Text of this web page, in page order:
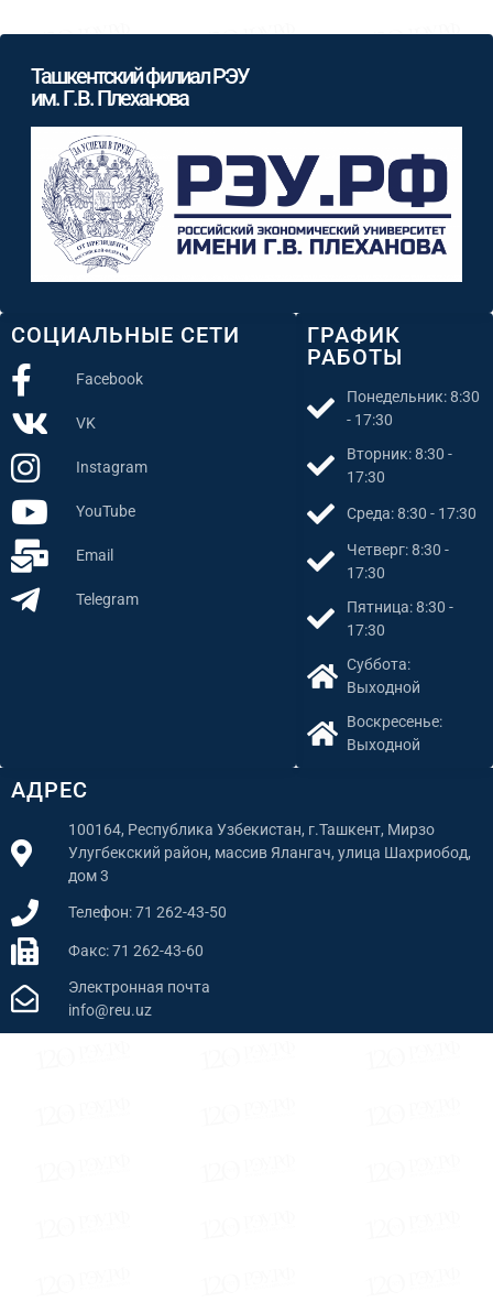
АДРЕС
100164, Республика Узбекистан, г.Ташкент, Мирзо
Улугбекский район, массив Ялангач, улица Шахриобод,
дом 3
Телефон: 71 262-43-50
Факс: 71 262-43-60
Электронная почта
info@reu.uz
ГРАФИК
РАБОТЫ
Понедельник: 8:30
- 17:30
Вторник: 8:30 -
17:30
Среда: 8:30 - 17:30
Четверг: 8:30 -
17:30
Пятница: 8:30 -
17:30
Суббота:
Выходной
Воскресенье:
Выходной
СОЦИАЛЬНЫЕ СЕТИ
Facebook
VK
Instagram
YouTube
Email
Telegram
Ташкентский филиал РЭУ
им. Г.В. Плеханова